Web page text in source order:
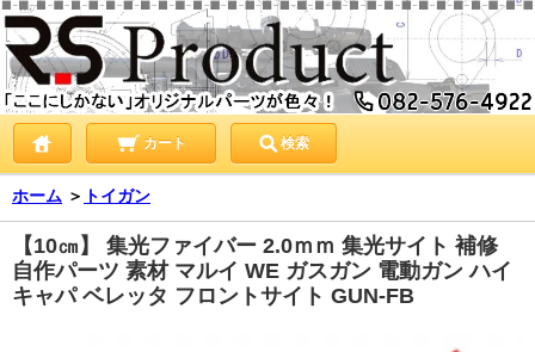
カート 検索
ホーム ＞ トイガン
【10㎝】 集光ファイバー 2.0ｍｍ 集光サイト 補修
自作パーツ 素材 マルイ WE ガスガン 電動ガン ハイ
キャパ ベレッタ フロントサイト GUN-FB